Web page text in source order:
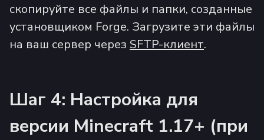
скопируйте все файлы и папки, созданные
установщиком Forge. Загрузите эти файлы
на ваш сервер через SFTP-клиент.
Шаг 4: Настройка для
версии Minecraft 1.17+ (при